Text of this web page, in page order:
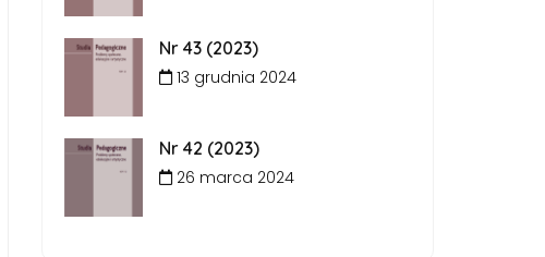
Nr 43 (2023)
13 grudnia 2024
Nr 42 (2023)
26 marca 2024